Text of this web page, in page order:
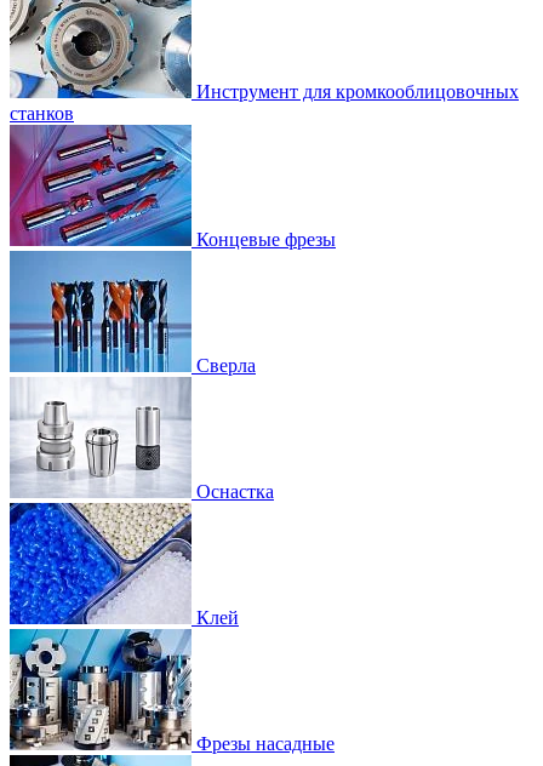
Инструмент для кромкооблицовочных
станков
Концевые фрезы
Сверла
Оснастка
Клей
Фрезы насадные